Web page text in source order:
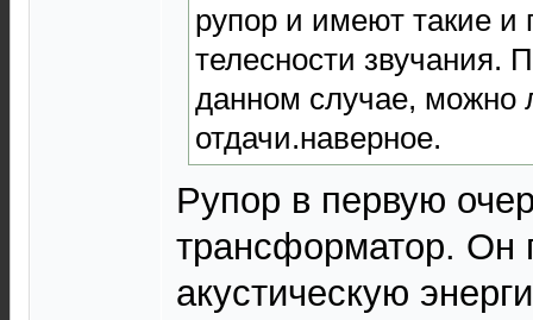
рупор и имеют такие и
телесности звучания.
данном случае,
отдачи.наверное.
Рупор в первую
трансформатор. Он
акустическую